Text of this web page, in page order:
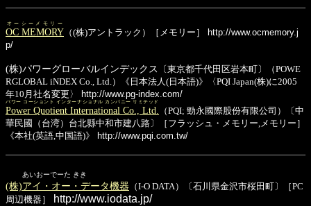
OC MEMORY
オーシーメモリー
（(株)アントラック）［メモリー］
http://www.ocmemory.j
p/
(株)パワーグローバルインデックス
〔東京都千代田区岩本町〕（POWE
RGLOBAL iNDEX Co., Ltd.）《日本法人(日本語)》〈PQI Japan(株)に2005
年10月社名変更〉
http://www.pg-index.com/
Power Quotient International Co., Ltd.
パワー コーショント インターナショナル カンパニー リミテッド
（PQI; 勁永國際股份有限公司）〔中
華民國（台湾）台北縣中和市建八路〕［フラッシュ・メモリー,メモリー］
《本社(英語,中国語)》
http://www.pqi.com.tw/
あいおーでーた きき
(株)アイ・オー・データ機器 （I-O DATA）〔石川県金沢市桜田町〕［PC
周辺機器］
http://www.iodata.jp/